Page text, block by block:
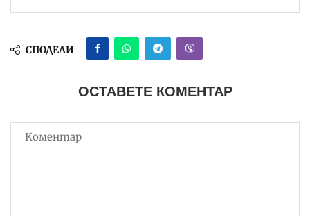
СПОДЕЛИ
ОСТАВЕТЕ КОМЕНТАР